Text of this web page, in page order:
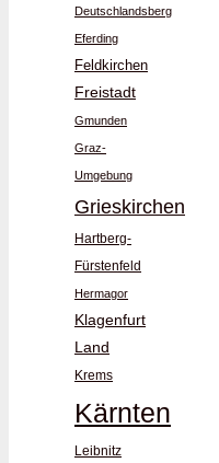
Deutschlandsberg
Eferding
Feldkirchen
Freistadt
Gmunden
Graz-
Umgebung
Grieskirchen
Hartberg-
Fürstenfeld
Hermagor
Klagenfurt
Land
Krems
Kärnten
Leibnitz